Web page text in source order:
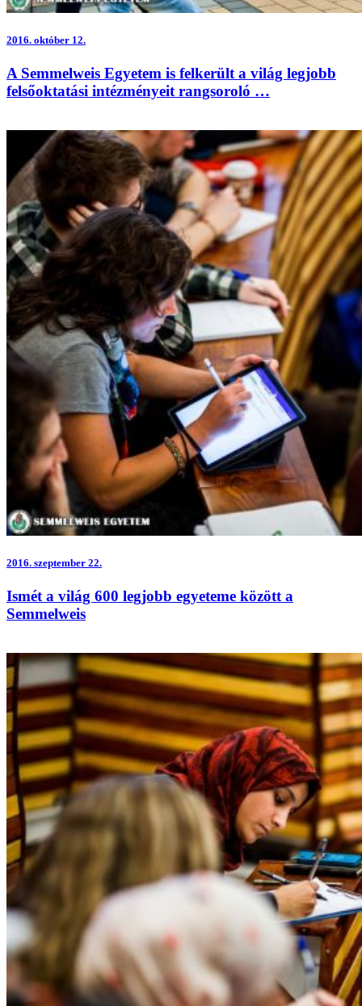
2016. október 12.
A Semmelweis Egyetem is felkerült a világ legjobb
felsőoktatási intézményeit rangsoroló …
2016. szeptember 22.
Ismét a világ 600 legjobb egyeteme között a
Semmelweis